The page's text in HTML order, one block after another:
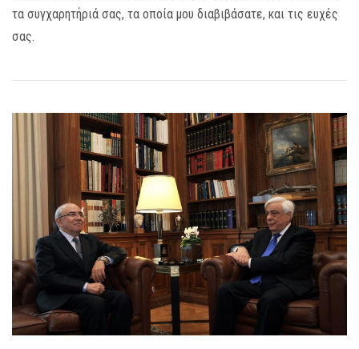
τα συγχαρητήριά σας, τα οποία μου διαβιβάσατε, και τις ευχές
σας.